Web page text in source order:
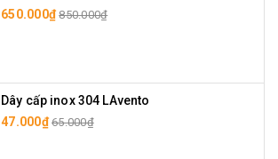
650.000₫ 850.000₫
Dây cấp inox 304 LAvento
47.000₫ 65.000₫